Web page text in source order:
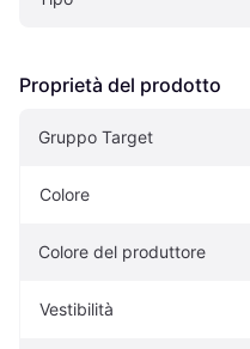
Proprietà del prodotto
Gruppo Target
Colore
Colore del produttore
Vestibilità